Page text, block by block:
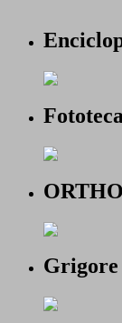
Grigore